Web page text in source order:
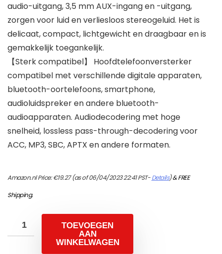
audio-uitgang, 3,5 mm AUX-ingang en -uitgang,
zorgen voor luid en verliesloos stereogeluid. Het is
delicaat, compact, lichtgewicht en draagbaar en is
gemakkelijk toegankelijk.
【Sterk compatibel】 Hoofdtelefoonversterker
compatibel met verschillende digitale apparaten,
bluetooth-oortelefoons, smartphone,
audioluidspreker en andere bluetooth-
audioapparaten. Audiodecodering met hoge
snelheid, lossless pass-through-decodering voor
ACC, MP3, SBC, APTX en andere formaten.
Amazon.nl Price:€19.27(as of 06/04/2023 22:41 PST-Details)&FREE
Shipping.
TOEVOEGEN
AAN
WINKELWAGEN